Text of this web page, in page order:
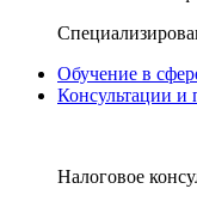
Обучение в
Консультации и
Налоговое